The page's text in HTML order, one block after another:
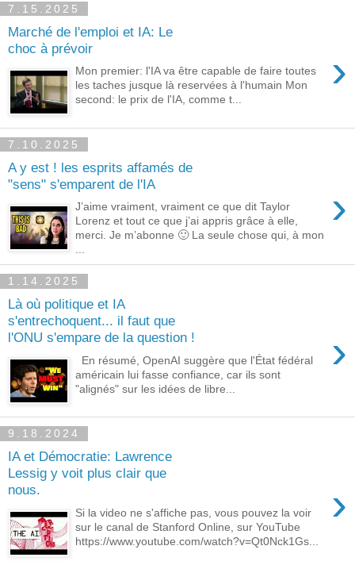
7.15.2025
Marché de l'emploi et IA: Le
choc à prévoir
›
Mon premier: l'IA va être capable de faire toutes
les taches jusque là reservées à l'humain Mon
second: le prix de l'IA, comme t...
7.10.2025
A y est ! les esprits affamés de
"sens" s'emparent de l'IA
›
J’aime vraiment, vraiment ce que dit Taylor
Lorenz et tout ce que j’ai appris grâce à elle,
merci. Je m’abonne 🙂 La seule chose qui, à mon
...
1.14.2025
Là où politique et IA
s'entrechoquent... il faut que
l'ONU s'empare de la question !
›
En résumé, OpenAI suggère que l'État fédéral
américain lui fasse confiance, car ils sont
"alignés" sur les idées de libre...
9.18.2024
IA et Démocratie: Lawrence
Lessig y voit plus clair que
nous.
›
Si la video ne s'affiche pas, vous pouvez la voir
sur le canal de Stanford Online, sur YouTube
https://www.youtube.com/watch?v=Qt0Nck1Gs...